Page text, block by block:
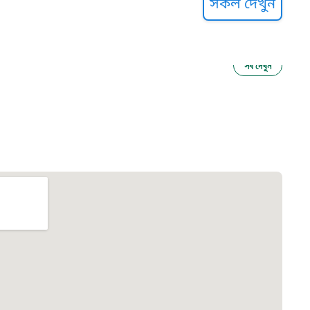
সকল দেখুন
সব দেখুন